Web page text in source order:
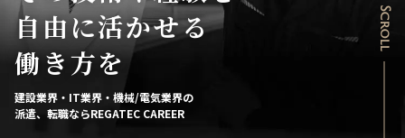
Scroll
自由に活かせる
働き方を
建設業界・IT業界・機械/電気業界の
派遣、転職ならREGATEC CAREER